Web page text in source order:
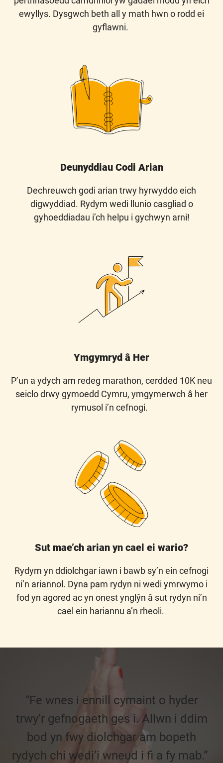
ewyllys. Dysgwch beth all y math hwn o rodd ei
gyflawni.
Deunyddiau Codi Arian
Dechreuwch godi arian trwy hyrwyddo eich
digwyddiad. Rydym wedi llunio casgliad o
gyhoeddiadau i’ch helpu i gychwyn arni!
Ymgymryd â Her
P’un a ydych am redeg marathon, cerdded 10K neu
seiclo drwy gymoedd Cymru, ymgymerwch â her
rymusol i’n cefnogi.
Sut mae’ch arian yn cael ei wario?
Rydym yn ddiolchgar iawn i bawb sy’n ein cefnogi
ni’n ariannol. Dyna pam rydyn ni wedi ymrwymo i
fod yn agored ac yn onest ynglŷn â sut rydyn ni’n
cael ein hariannu a’n rheoli.
“Fe wnes i ennill cymaint o hyder
trwy’r gefnogaeth ges i. Allwn i ddim
bod yn fwy diolchgar am bopeth
rydych chi wedi’i wneud i fi a fy mab.”